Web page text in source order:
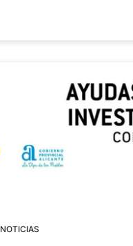
NOTICIAS